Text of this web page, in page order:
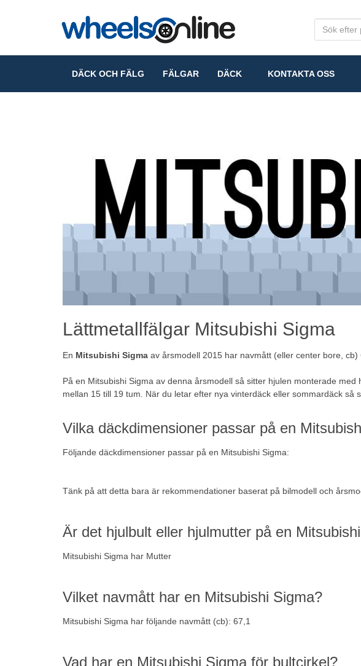
DÄCK OCH FÄLG FÄLGAR DÄCK KONTAKTA OSS
Lättmetallfälgar Mitsubishi Sigma
En Mitsubishi Sigma av årsmodell 2015 har navmått (eller center bore, cb)
På en Mitsubishi Sigma av denna årsmodell så sitter hjulen monterade
mellan 15 till 19 tum. När du letar efter nya vinterdäck eller sommardäck så
Vilka däckdimensioner passar på en
Följande däckdimensioner passar på en Mitsubishi Sigma:
Tänk på att detta bara är rekommendationer baserat på bilmodell och
Är det hjulbult eller hjulmutter på en
Mitsubishi Sigma har Mutter
Vilket navmått har en Mitsubishi Sigma?
Mitsubishi Sigma har följande navmått (cb): 67,1
Vad har en Mitsubishi Sigma för bultcirkel?